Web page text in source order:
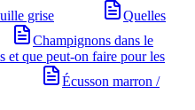
grise
Quelles
Champignons dans le
et que peut-on faire pour les
Écusson marron /